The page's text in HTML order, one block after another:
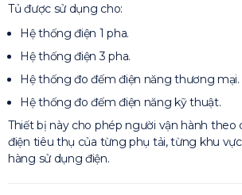
Tủ được sử dụng cho:
Hệ thống điện 1 pha.
Hệ thống điện 3 pha.
Hệ thống đo đếm điện năng thương mại.
Hệ thống đo đếm điện năng kỹ thuật.
Thiết bị này cho phép người vận hành theo
điện tiêu thụ của từng phụ tải, từng khu
hàng sử dụng điện.